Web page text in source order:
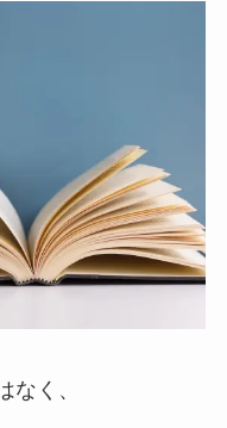
なく、